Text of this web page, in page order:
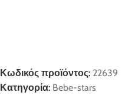
Κωδικός προϊόντος: 22639
Κατηγορία: Bebe-stars